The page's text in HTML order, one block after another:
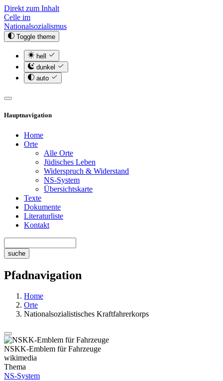
Direkt zum Inhalt
Celle im
Nationalsozialismus
Toggle theme
hell
dunkel
auto
Hauptnavigation
Home
Orte
Alle Orte
Jüdisches Leben
Widerspruch & Widerstand
NS-System
Übersichtskarte
Texte
Dokumente
Literaturliste
Kontakt
Pfadnavigation
Home
Orte
Nationalsozialistisches Kraftfahrerkorps
NSKK-Emblem für Fahrzeuge
wikimedia
Thema
NS-System